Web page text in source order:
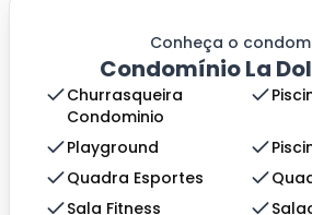
Conheça o
Condomínio La
Churrasqueira
Condominio
Playground
Quadra Esportes
Sala Fitness